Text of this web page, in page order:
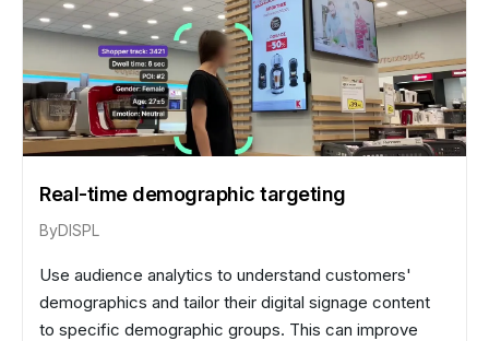
Real-time demographic targeting
ByDISPL
Use audience analytics to understand customers'
demographics and tailor their digital signage content
to specific demographic groups. This can improve